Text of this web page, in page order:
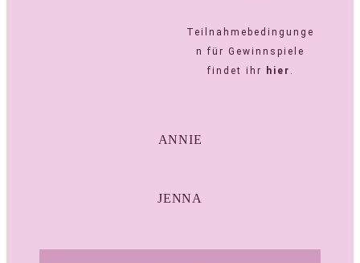
Teilnahmebedingunge
n für Gewinnspiele
findet ihr
hier .
ANNIE
JENNA